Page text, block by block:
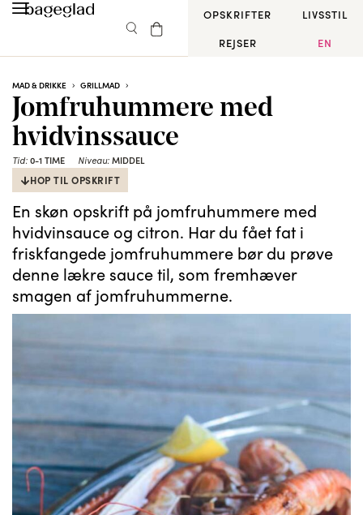
OPSKRIFTER
LIVSSTIL
REJSER
EN
MAD & DRIKKE GRILLMAD
Jomfruhummere med
hvidvinssauce
Tid:0-1 TIME Niveau:MIDDEL
HOP TIL OPSKRIFT
En skøn opskrift på jomfruhummere med
hvidvinsauce og citron. Har du fået fat i
friskfangede jomfruhummere bør du prøve
denne lækre sauce til, som fremhæver
smagen af jomfruhummerne.